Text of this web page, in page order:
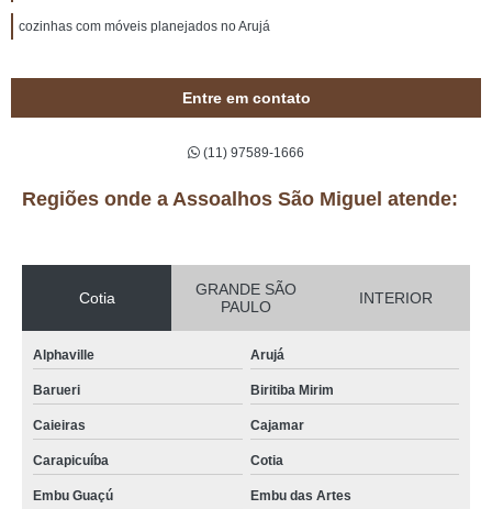
cozinhas com móveis planejados no Arujá
Entre em contato
(11) 97589-1666
Regiões onde a Assoalhos São Miguel atende:
Cotia
GRANDE SÃO
PAULO
INTERIOR
Alphaville Arujá
Barueri Biritiba Mirim
Caieiras Cajamar
Carapicuíba Cotia
Embu Guaçú Embu das Artes